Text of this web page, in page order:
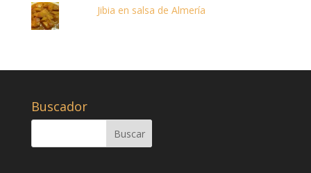
Jibia en salsa de Almería
Buscador